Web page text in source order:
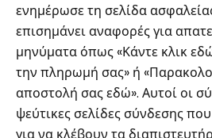
ενημέρωσε τη σελίδα
επισημάνει αναφορές για
μηνύματα όπως «Κάντε κλικ
την πληρωμή σας» ή
αποστολή σας εδώ». Αυτοί οι
ψεύτικες σελίδες σύνδεσης